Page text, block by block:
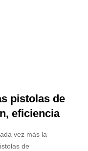
pistolas de
eficiencia
vez más la
de